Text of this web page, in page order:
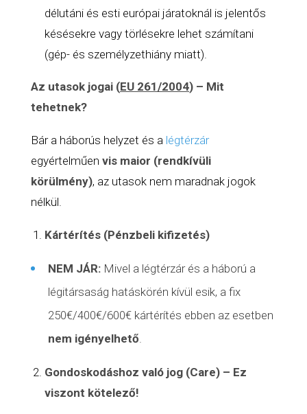
délutáni és esti európai járatoknál is jelentős
késésekre vagy törlésekre lehet számítani
(gép- és személyzethiány miatt).
Az utasok jogai (EU 261/2004) – Mit
tehetnek?
Bár a háborús helyzet és a légtérzár
egyértelműen vis maior (rendkívüli
körülmény), az utasok nem maradnak jogok
nélkül.
Kártérítés (Pénzbeli kifizetés)
NEM JÁR: Mivel a légtérzárés a háború a
légitársaság hatáskörén kívül esik, a fix
250€/400€/600€ kártérítés ebben az esetben
nem igényelhető.
Gondoskodáshoz való jog (Care) – Ez
viszont kötelező!